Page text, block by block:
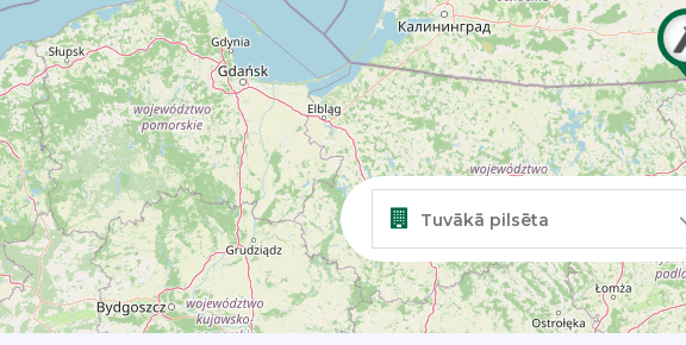
Tuvākā pilsēta